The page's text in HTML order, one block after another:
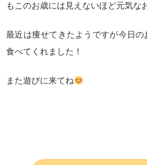
もこのお歳には見えないほど元気な
最近は痩せてきたようですが今日
食べてくれました！
また遊びに来てね